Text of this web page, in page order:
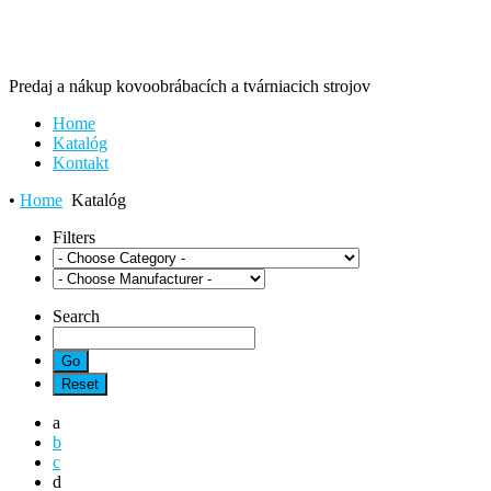
Predaj a nákup kovoobrábacích a tvárniacich strojov
Home
Katalóg
Kontakt
• Home Katalóg
Filters
Search
a
b
c
d